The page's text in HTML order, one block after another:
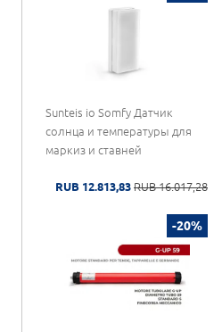
Sunteis io Somfy Датчик
солнца и температуры для
маркиз и ставней
RUB 12.813,83 RUB 16.017,28
-20%